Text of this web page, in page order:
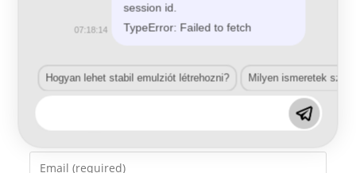
your
name
Enter
session id.
TypeError: Failed to fetch
07:18:14
Hogyan lehet stabil emulziót létrehozni? Milyen ismeretek